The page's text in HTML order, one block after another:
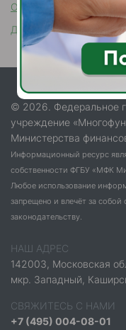
Обратная связь для
Доклады, отчеты,
© 2026. Федеральное
учреждение
Министерства
Информационный ресурс
собственности ФГБУ «МФК
Любое использование
запрещено и влечёт за
законодательству.
НАШ АДРЕС
142003, Московская
мкр. Западный,
СВЯЖИТЕСЬ С НАМИ
+7 (495) 004-08-01